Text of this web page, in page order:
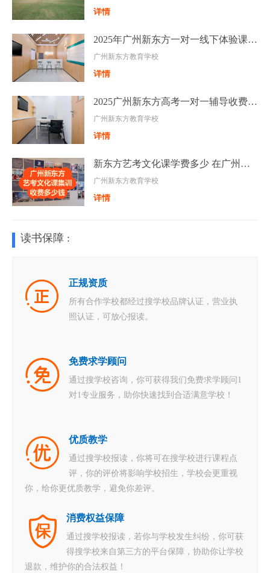
详情
2025年广州新东方一对一线下体验课个性化辅导
广州新东方教育学校
详情
2025广州新东方高考一对一辅导收费标准汇总一览
广州新东方教育学校
详情
新东方艺考文化课学费多少 在广州集训的费用
广州新东方教育学校
详情
读书保障 :
正规资质
所有合作学校都经过搜学校品牌认证，营业执
照认证，可放心报读。
免费求学顾问
通过搜学校咨询，你可获得我们免费求学顾问1
对1专业服务，助你快速找到合适满意学校！
优质教学
通过搜学校报读，你将可在搜学校进行课程点
评，你的评价将影响学校招生，学校会更重视
你，给你更优质教学，避免你差评。
消费权益保障
通过搜学校报读，若你与学校发生纠纷，你可获
得搜学校来自第三方的平台保障，协助你让学校
退款，维护你的合法权益！